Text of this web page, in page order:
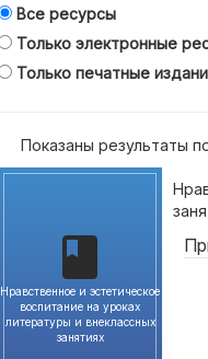
Все ресурсы
Только электронные
Только печатные
Показаны результаты
Нравственное и эстетическое
воспитание на уроках
литературы и внеклассных
занятиях